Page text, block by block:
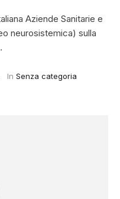
Aziende Sanitarie e
neurosistemica) sulla
In Senza categoria